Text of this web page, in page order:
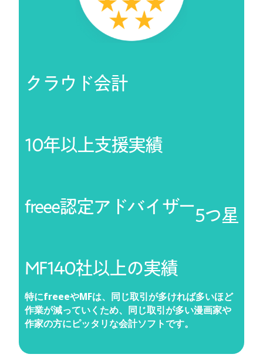
クラウド会計
10年以上支援実績
freee認定アドバイザー5つ星
MF140社以上の実績
特にfreeeやMFは、同じ取引が多ければ多いほど
作業が減っていくため、同じ取引が多い漫画家や
作家の方にピッタリな会計ソフトです。